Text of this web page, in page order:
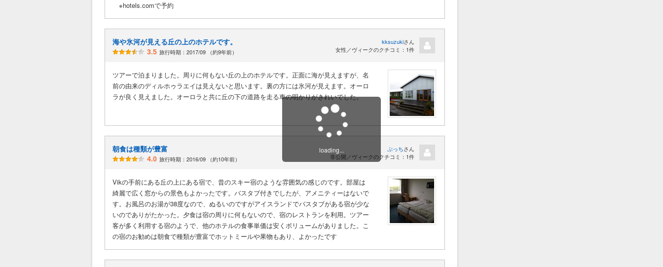
※hotels.comで予約
海や氷河が見える丘の上のホテルです。
3.5 旅行時期：2017/09 （約9年前）
kksuzukiさん
女性／ヴィークのクチコミ：1件
ツアーで泊まりました。周りに何もない丘の上のホテルです。正面に海が見えますが、名
前の由来のディルホゥラエイは見えないと思います。裏の方には氷河が見えます。オーロ
ラが良く見えました。オーロラと共に丘の下の道路を走る車の明かりがきれいでした。
朝食は種類が豊富
4.0 旅行時期：2016/09 （約10年前）
ぷっちさん
非公開／ヴィークのクチコミ：1件
Vikの手前にある丘の上にある宿で、昔のスキー宿のような雰囲気の感じのです。部屋は
綺麗で広く窓からの景色もよかったです。バスタブ付きでしたが、アメニティーはないで
す。お風呂のお湯が38度なので、ぬるいのですがアイスランドでバスタブがある宿が少な
いのでありがたかった。夕食は宿の周りに何もないので、宿のレストランを利用。ツアー
客が多く利用する宿のようで、他のホテルの食事単価は安くボリュームがありました。こ
の宿のお勧めは朝食で種類が豊富でホットミールや果物もあり、よかったです
loading...